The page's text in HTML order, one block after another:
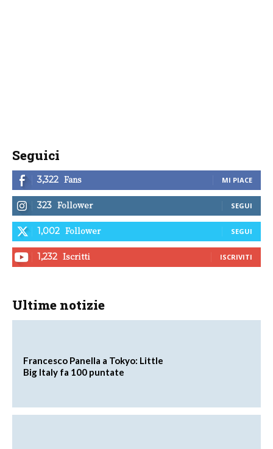
Seguici
3,322 Fans MI PIACE
323 Follower SEGUI
1,002 Follower SEGUI
1,232 Iscritti ISCRIVITI
Ultime notizie
Francesco Panella a Tokyo: Little
Big Italy fa 100 puntate